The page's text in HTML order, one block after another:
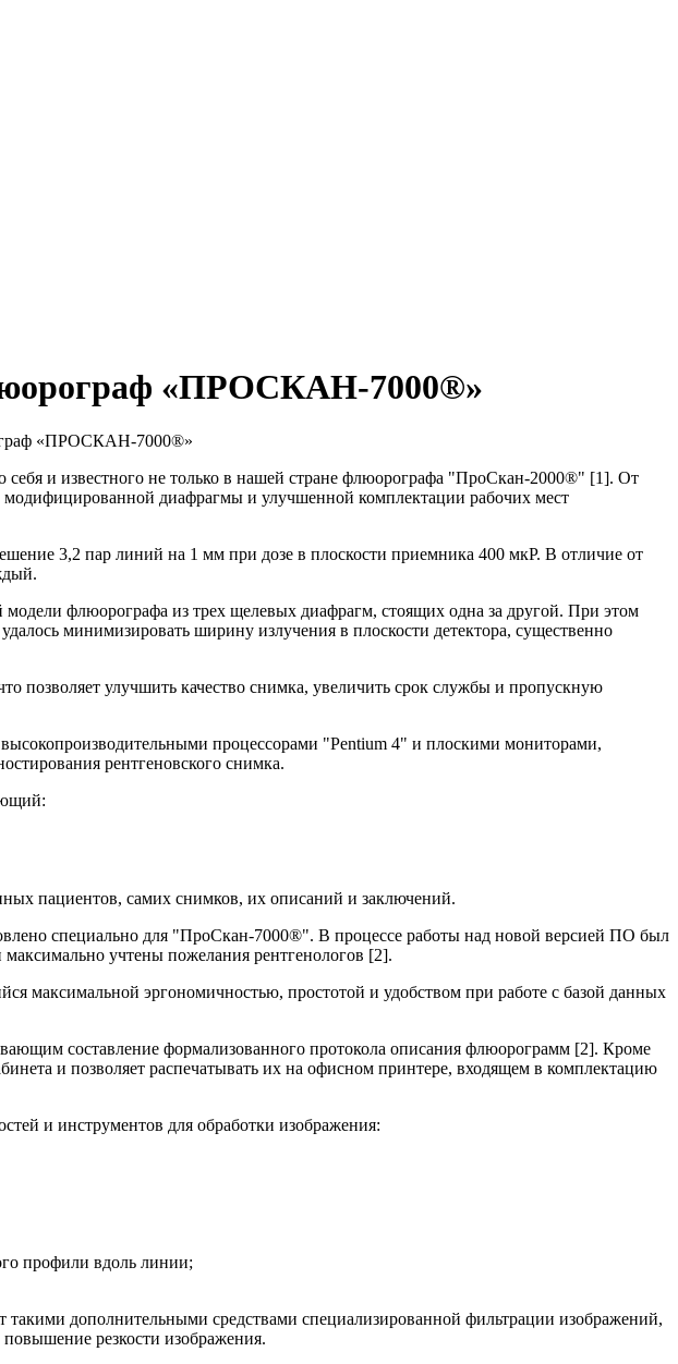
«ПРОСКАН-7000®»
«ПРОСКАН-7000®»
и известного не только в нашей стране флюорографа "ПроСкан-2000®" [1]. От
диафрагмы и улучшенной комплектации рабочих мест
3,2 пар линий на 1 мм при дозе в плоскости приемника 400 мкР. В отличие от
флюорографа из трех щелевых диафрагм, стоящих одна за другой. При этом
минимизировать ширину излучения в плоскости детектора, существенно
позволяет улучшить качество снимка, увеличить срок службы и пропускную
процессорами "Pentium 4" и плоскими мониторами,
рентгеновского снимка.
пациентов, самих снимков, их описаний и заключений.
специально для "ПроСкан-7000®". В процессе работы над новой версией ПО был
учтены пожелания рентгенологов [2].
максимальной эргономичностью, простотой и удобством при работе с базой данных
составление формализованного протокола описания флюорограмм [2]. Кроме
и позволяет распечатывать их на офисном принтере, входящем в комплектацию
и инструментов для обработки изображения:
профили вдоль линии;
дополнительными средствами специализированной фильтрации изображений,
резкости изображения.